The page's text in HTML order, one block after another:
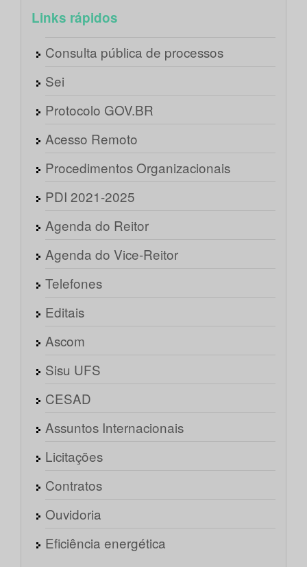
Links rápidos
Consulta pública de processos
Sei
Protocolo GOV.BR
Acesso Remoto
Procedimentos Organizacionais
PDI 2021-2025
Agenda do Reitor
Agenda do Vice-Reitor
Telefones
Editais
Ascom
Sisu UFS
CESAD
Assuntos Internacionais
Licitações
Contratos
Ouvidoria
Eficiência energética